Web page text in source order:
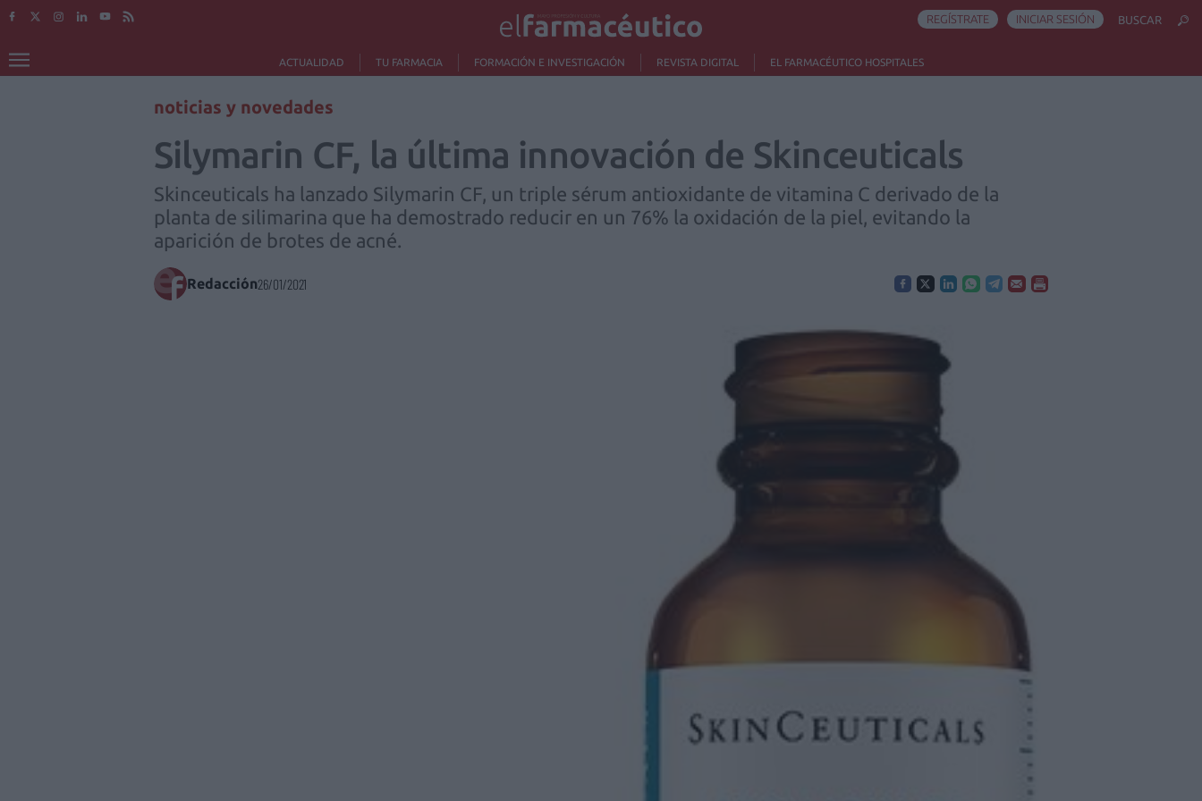
ACTUALIDAD TU FARMACIA FORMACIÓN E INVESTIGACIÓN REVISTA DIGITAL EL FARMACÉUTICO HOSPITALES
REGÍSTRATE INICIAR SESIÓN BUSCAR
noticias y novedades
Silymarin CF, la última innovación de Skinceuticals
Skinceuticals ha lanzado Silymarin CF, un triple sérum antioxidante de vitamina C derivado de la
planta de silimarina que ha demostrado reducir en un 76% la oxidación de la piel, evitando la
aparición de brotes de acné.
Redacción26/01/2021